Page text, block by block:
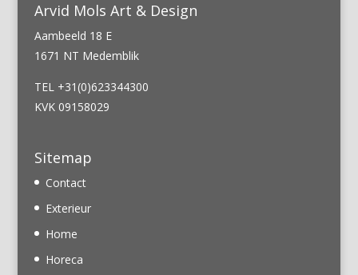
Arvid Mols Art & Design
Aambeeld 18 E
1671 NT Medemblik
TEL +31(0)623344300
KVK 09158029
Sitemap
Contact
Exterieur
Home
Horeca